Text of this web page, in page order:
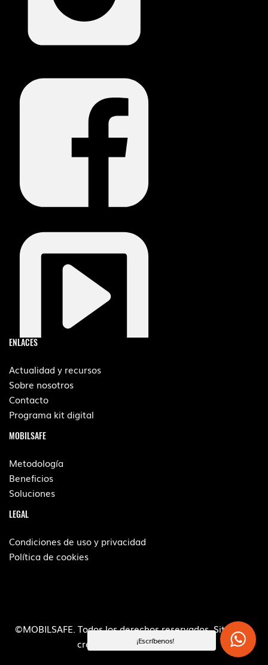
ENLACES
Actualidad y recursos
Sobre nosotros
Contacto
Programa kit digital
MOBILSAFE
Metodología
Beneficios
Soluciones
LEGAL
Condiciones de uso y privacidad
Política de cookies
©MOBILSAFE. Todos los derechos reservados. Sitio web
creado por
POM Standard
¡Escríbenos!